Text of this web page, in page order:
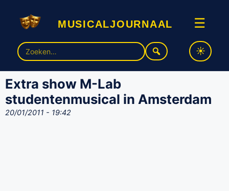
musicaljournaal ☰
Zoek
naar:
Extra show M-Lab
studentenmusical in Amsterdam
20/01/2011 - 19:42